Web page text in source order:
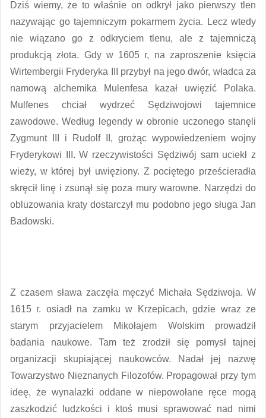
Dziś wiemy, że to właśnie on odkrył jako pierwszy tlen
nazywając go tajemniczym pokarmem życia. Lecz wtedy
nie wiązano go z odkryciem tlenu, ale z tajemniczą
produkcją złota. Gdy w 1605 r, na zaproszenie księcia
Wirtembergii Fryderyka III przybył na jego dwór, władca za
namową alchemika Mulenfesa kazał uwięzić Polaka.
Mulfenes chciał wydrzeć Sędziwojowi tajemnice
zawodowe. Według legendy w obronie uczonego stanęli
Zygmunt III i Rudolf II, grożąc wypowiedzeniem wojny
Fryderykowi III. W rzeczywistości Sędziwój sam uciekł z
wieży, w której był uwięziony. Z pociętego prześcieradła
skręcił linę i zsunął się poza mury warowne. Narzędzi do
obluzowania kraty dostarczył mu podobno jego sługa Jan
Badowski.
Z czasem sława zaczęła męczyć Michała Sędziwoja. W
1615 r. osiadł na zamku w Krzepicach, gdzie wraz ze
starym przyjacielem Mikołajem Wolskim prowadził
badania naukowe. Tam też zrodził się pomysł tajnej
organizacji skupiającej naukowców. Nadał jej nazwę
Towarzystwo Nieznanych Filozofów. Propagował przy tym
ideę, że wynalazki oddane w niepowołane ręce mogą
zaszkodzić ludzkości i ktoś musi sprawować nad nimi